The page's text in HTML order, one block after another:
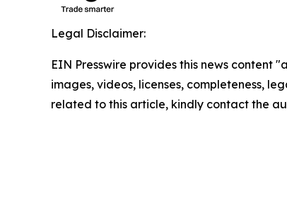
Legal Disclaimer:
EIN Presswire provides this news content
images, videos, licenses, completeness,
related to this article, kindly contact the